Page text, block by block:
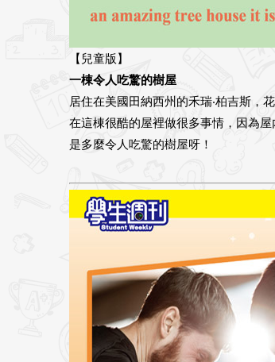
【兒童版】
一棟令人吃驚的樹屋
居住在美國田納西州的禾瑞‧柏吉斯，
在這棟很酷的屋裡做很多事情，因為
是多麼令人吃驚的樹屋呀！